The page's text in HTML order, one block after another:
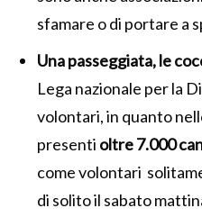
sfamare o di portare a
Una passeggiata, le
Lega nazionale per la
volontari, in quanto
presenti oltre 7.000
come volontari
di solito il sabato